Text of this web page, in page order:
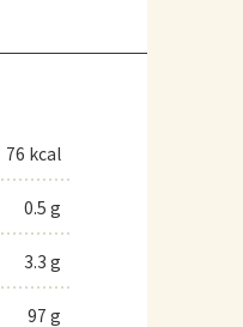
76 kcal
0.5 g
3.3 g
97 g